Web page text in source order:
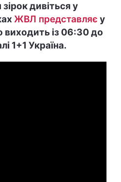
дивіться у
ЖВЛ представляє у
виходить із 06:30 до
1+1 Україна.